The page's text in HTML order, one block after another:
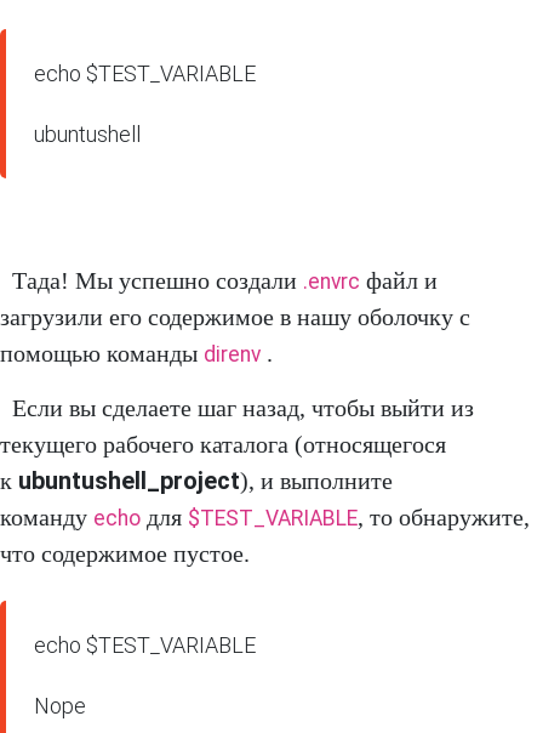
echo $TEST_VARIABLE
ubuntushell
Тада! Мы успешно создали .envrc файл и
загрузили его содержимое в нашу оболочку с
помощью команды direnv .
Если вы сделаете шаг назад, чтобы выйти из
текущего рабочего каталога (относящегося
к ubuntushell_project), и выполните
команду echo для $TEST_VARIABLE, то обнаружите,
что содержимое пустое.
echo $TEST_VARIABLE
Nope